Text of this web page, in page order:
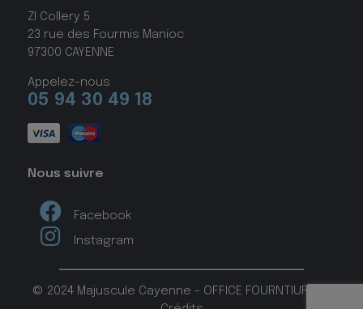
ZI Collery 5
23 rue des Fourmis Manioc
97300 CAYENNE
Appelez-nous
05 94 30 49 18
Nous suivre
Facebook
Instagram
© 2024 Majuscule Cayenne - OFFICE FOURNTIURES -